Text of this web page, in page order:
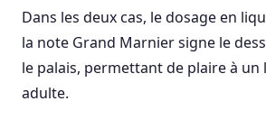
Dans les deux cas, le dosage en
la note Grand Marnier signe le
le palais, permettant de plaire à un
adulte.